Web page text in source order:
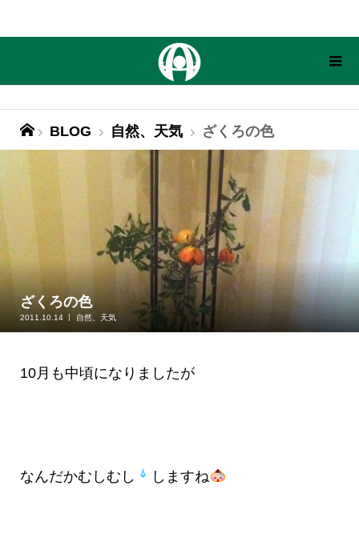
BLOG 自然、天気 ざくろの色
ざくろの色
2011.10.14 自然、天気
10月も中頃になりましたが
なんだかむしむし しますね